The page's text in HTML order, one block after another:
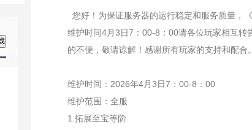
您好！为保证服务器的运行稳定和服务质量，
维护时间4月3日7：00-8：00请各位玩家相互
的不便，敬请谅解！感谢所有玩家的支持和配合。
维护时间：2026年4月3日7：00-8：00
维护范围：全服
1.拓展至宝等阶